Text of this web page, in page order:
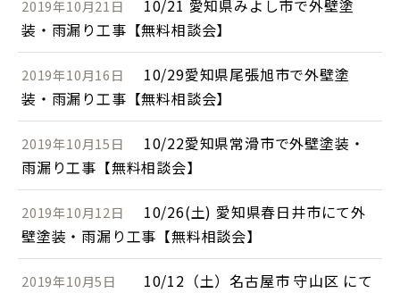
2019年10月21日
10/21 愛知県みよし市で外壁塗
装・雨漏り工事【無料相談会】
2019年10月16日
10/29愛知県尾張旭市で外壁塗
装・雨漏り工事【無料相談会】
2019年10月15日
10/22愛知県常滑市で外壁塗装・
雨漏り工事【無料相談会】
2019年10月12日
10/26(土) 愛知県春日井市にて外
壁塗装・雨漏り工事【無料相談会】
2019年10月5日
10/12（土）名古屋市 守山区 にて